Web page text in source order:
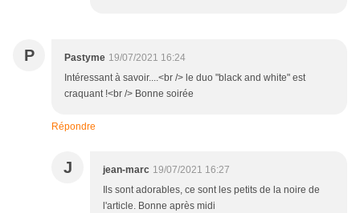
P Pastyme 19/07/2021 16:24
Intéressant à savoir....<br /> le duo "black and white" est
craquant !<br /> Bonne soirée
Répondre
J jean-marc 19/07/2021 16:27
Ils sont adorables, ce sont les petits de la noire de
l'article. Bonne après midi